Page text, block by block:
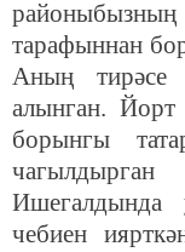
тарафыннан
Аның тирәсе
алынган.
борынгы
Ишегалдында
чебиен